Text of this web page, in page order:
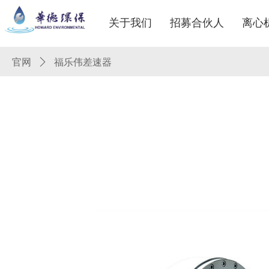
关于我们 招募合伙人 离心
官网 ꄲ 福乐伟差速器